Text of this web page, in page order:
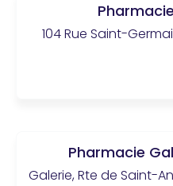
104 Rue Saint-
Pharmacie
Galerie, Rte de Saint-